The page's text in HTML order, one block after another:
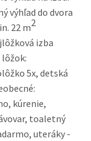
výhľad do dvora
22 m2
izba
5x, detská
kúrenie,
toaletný
uteráky -